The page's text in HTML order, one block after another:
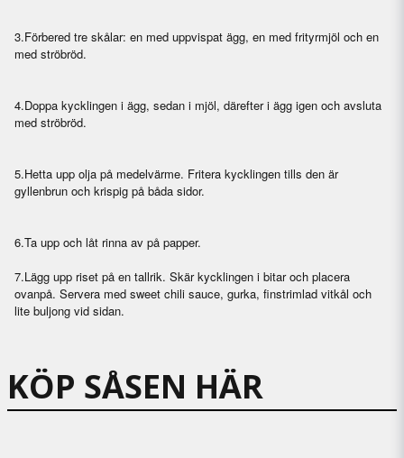
3.Förbered tre skålar: en med uppvispat ägg, en med frityrmjöl och en
med ströbröd.
4.Doppa kycklingen i ägg, sedan i mjöl, därefter i ägg igen och avsluta
med ströbröd.
5.Hetta upp olja på medelvärme. Fritera kycklingen tills den är
gyllenbrun och krispig på båda sidor.
6.Ta upp och låt rinna av på papper.
7.Lägg upp riset på en tallrik. Skär kycklingen i bitar och placera
ovanpå. Servera med sweet chili sauce, gurka, finstrimlad vitkål och
lite buljong vid sidan.
KÖP SÅSEN HÄR